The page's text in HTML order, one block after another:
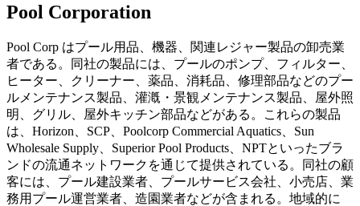
Pool Corporation
Pool Corp はプール用品、機器、関連レジャー製品の卸売業
者である。同社の製品には、プールのポンプ、フィルター、
ヒーター、クリーナー、薬品、消耗品、修理部品などのプー
ルメンテナンス製品、灌漑・景観メンテナンス製品、屋外照
明、グリル、屋外キッチン部品などがある。これらの製品
は、Horizon、SCP、Poolcorp Commercial Aquatics、Sun
Wholesale Supply、Superior Pool Products、NPTといったブラ
ンドの流通ネットワークを通じて提供されている。同社の顧
客には、プール建設業者、プールサービス会社、小売店、業
務用プール運営業者、造園業者などが含まれる。地域的に